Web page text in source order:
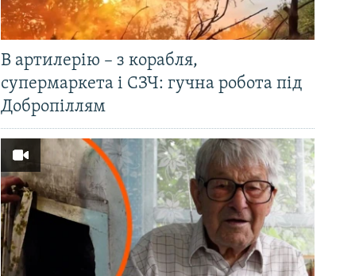
В артилерію – з корабля,
супермаркета і СЗЧ: гучна робота під
Добропіллям